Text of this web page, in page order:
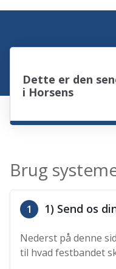
Dette er den
i Horsens
Brug
1 1) Send os
Nederst på denne
til hvad festbandet